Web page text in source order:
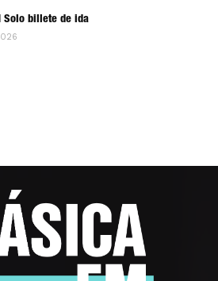
Solo billete de ida